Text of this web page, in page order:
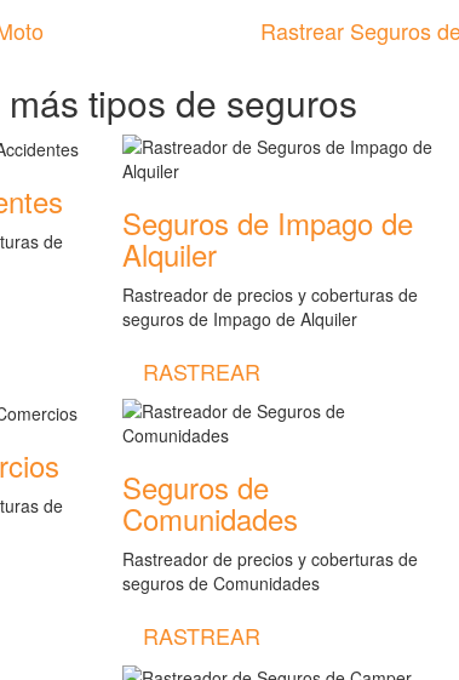
Rastrear Seguros
tipos de seguros
de
Seguros de Impago de
Alquiler
Rastreador de precios y coberturas de
seguros de Impago de Alquiler
RASTREAR
de
Seguros de
Comunidades
Rastreador de precios y coberturas de
seguros de Comunidades
RASTREAR